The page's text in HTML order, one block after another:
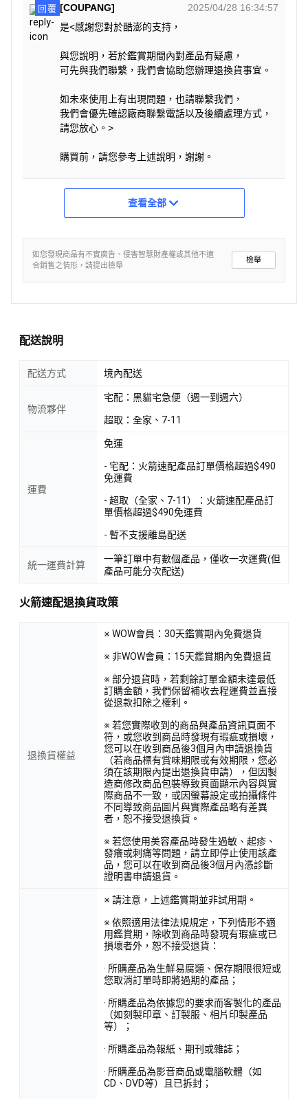
回覆 [COUPANG]
2025/04/28 16:34:57
是<感謝您對於酷澎的支持，
與您說明，若於鑑賞期間內對產品有疑慮，
可先與我們聯繫，我們會協助您辦理退換貨事宜。
如未來使用上有出現問題，也請聯繫我們，
我們會優先確認廠商聯繫電話以及後續處理方式，
請您放心。>
購買前，請您參考上述說明，謝謝。
查看全部
如您發現商品有不實廣告、侵害智慧財產權或其他不適
合銷售之情形，請提出檢舉
檢舉
配送說明
配送方式 境內配送
物流夥伴
宅配：黑貓宅急便（週一到週六）
超取：全家、7-11
運費
免運
- 宅配：火箭速配產品訂單價格超過$490
免運費
- 超取（全家、7-11）：火箭速配產品訂
單價格超過$490免運費
- 暫不支援離島配送
統一運費計算
一筆訂單中有數個產品，僅收一次運費(但
產品可能分次配送)
火箭速配退換貨政策
退換貨權益
※ WOW會員：30天鑑賞期內免費退貨
※ 非WOW會員：15天鑑賞期內免費退貨
※ 部分退貨時，若剩餘訂單金額未達最低
訂購金額，我們保留補收去程運費並直接
從退款扣除之權利。
※ 若您實際收到的商品與產品資訊頁面不
符，或您收到商品時發現有瑕疵或損壞，
您可以在收到商品後3個月內申請退換貨
（若商品標有賞味期限或有效期限，您必
須在該期限內提出退換貨申請），但因製
造商修改商品包裝導致頁面顯示內容與實
際商品不一致，或因螢幕設定或拍攝條件
不同導致商品圖片與實際產品略有差異
者，恕不接受退換貨。
※ 若您使用美容產品時發生過敏、起疹、
發癢或刺痛等問題，請立即停止使用該產
品，您可以在收到商品後3個月內憑診斷
證明書申請退貨。
※ 請注意，上述鑑賞期並非試用期。
※ 依照適用法律法規規定，下列情形不適
用鑑賞期，除收到商品時發現有瑕疵或已
損壞者外，恕不接受退貨：
· 所購產品為生鮮易腐類、保存期限很短或
您取消訂單時即將過期的產品；
· 所購產品為依據您的要求而客製化的產品
（如刻製印章、訂製服、相片印製產品
等）；
· 所購產品為報紙、期刊或雜誌；
· 所購產品為影音商品或電腦軟體（如
CD、DVD等）且已拆封；